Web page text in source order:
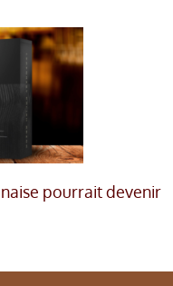
pourrait devenir